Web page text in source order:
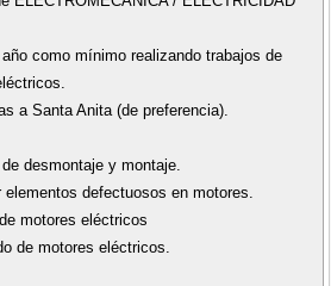
como mínimo realizando trabajos de
a Santa Anita (de preferencia).
desmontaje y montaje.
defectuosos en motores.
motores eléctricos
de motores eléctricos.